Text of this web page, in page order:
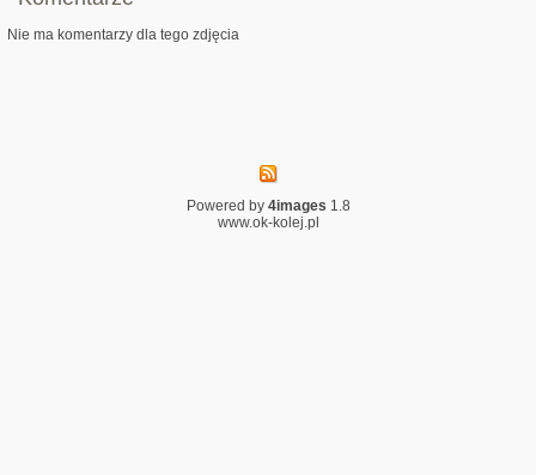
Nie ma komentarzy dla tego zdjęcia
Powered by 4images 1.8
www.ok-kolej.pl